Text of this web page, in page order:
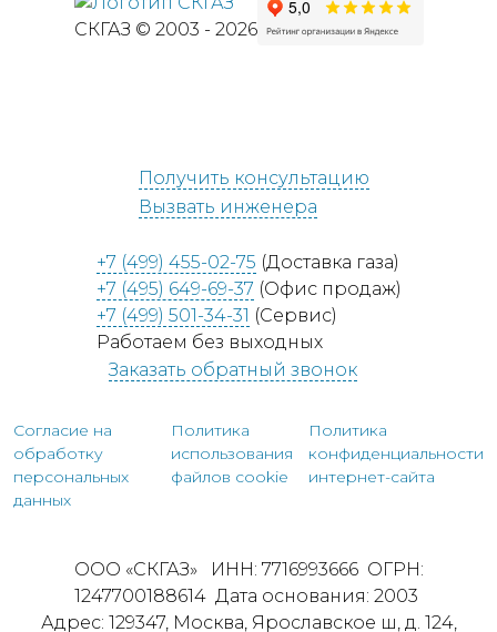
СКГАЗ © 2003 - 2026
Получить консультацию
Вызвать инженера
+7 (499) 455-02-75 (Доставка газа)
+7 (495) 649-69-37 (Офис продаж)
+7 (499) 501-34-31 (Сервис)
Работаем без выходных
Заказать обратный звонок
Согласие на
обработку
персональных
данных
Политика
использования
файлов cookie
Политика
конфиденциальности
интернет-сайта
ООО «СКГАЗ» ИНН: 7716993666ОГРН:
1247700188614 Дата основания: 2003
Адрес: 129347, Москва, Ярославское ш, д. 124,